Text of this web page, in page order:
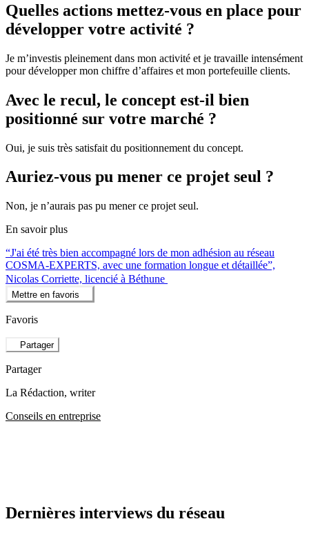
Quelles actions mettez-vous en place pour
développer votre activité ?
Je m’investis pleinement dans mon activité et je travaille intensément
pour développer mon chiffre d’affaires et mon portefeuille clients.
Avec le recul, le concept est-il bien
positionné sur votre marché ?
Oui, je suis très satisfait du positionnement du concept.
Auriez-vous pu mener ce projet seul ?
Non, je n’aurais pas pu mener ce projet seul.
En savoir plus
“J'ai été très bien accompagné lors de mon adhésion au réseau
COSMA-EXPERTS, avec une formation longue et détaillée”,
Nicolas Corriette, licencié à Béthune
Mettre en favoris
Favoris
Partager
Partager
La Rédaction, writer
Conseils en entreprise
Dernières interviews du réseau